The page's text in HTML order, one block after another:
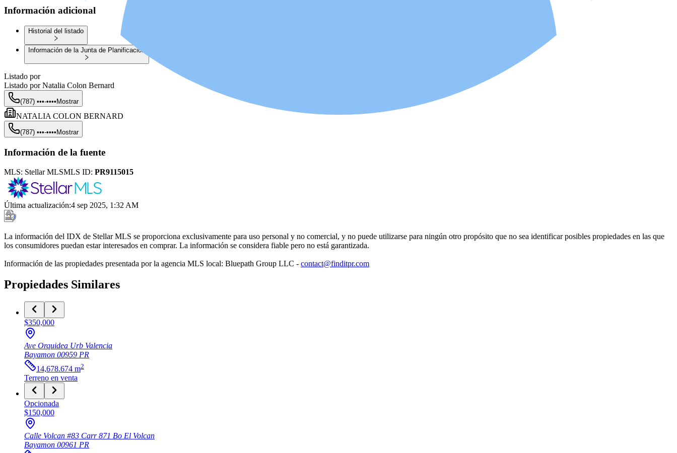
Información adicional
Historial del listado
Información de la Junta de Planificación
Listado por
Listado por Natalia Colon Bernard
(787) •••-•••• Mostrar
NATALIA COLON BERNARD
(787) •••-•••• Mostrar
Información de la fuente
MLS: Stellar MLSMLS ID: PR9115015
Última actualización:4 sep 2025, 1:32 AM
La información del IDX de Stellar MLS se proporciona exclusivamente para uso personal y no comercial, y no puede utilizarse para ningún otro propósito que no sea identificar posibles propiedades en las que
los consumidores puedan estar interesados en comprar. La información se considera fiable pero no está garantizada.
Información de las propiedades presentada por la agencia MLS local: Bluepath Group LLC - contact@finditpr.com
Propiedades Similares
$350,000
Ave Orquidea Urb Valencia
Bayamon 00959 PR
14,678.674 m2
Terreno en venta
Opcionada
$150,000
Calle Volcan #83 Carr 871 Bo El Volcan
Bayamon 00961 PR